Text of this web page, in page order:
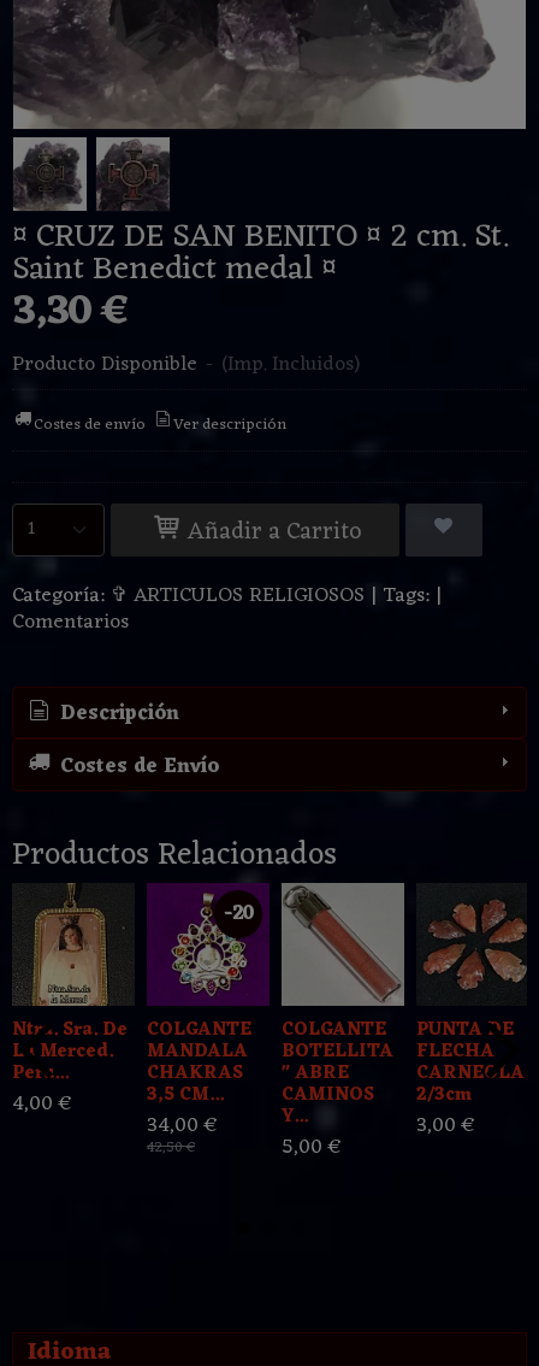
Idioma
¤ CRUZ DE SAN BENITO ¤ 2 cm. St.
Saint Benedict medal ¤
3,30 €
Producto Disponible - (Imp. Incluidos)
Costes de envío Ver descripción
Añadir a Carrito
Categoría: ✞ ARTICULOS RELIGIOSOS | Tags: |
Comentarios
Descripción
Costes de Envío
Productos Relacionados
Ntra. Sra. De
La Merced.
Peru...
4,00 €
-20
%
COLGANTE
MANDALA
CHAKRAS
3,5 CM...
34,00 €
42,50 €
COLGANTE
BOTELLITA
" ABRE
CAMINOS
Y...
5,00 €
PUNTA DE
FLECHA
CARNEOLA
2/3cm
3,00 €